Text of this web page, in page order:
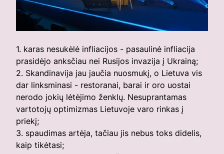
1. karas nesukėlė infliacijos - pasaulinė infliacija
prasidėjo anksčiau nei Rusijos invazija į Ukrainą;
2. Skandinavija jau jaučia nuosmukį, o Lietuva vis
dar linksminasi - restoranai, barai ir oro uostai
nerodo jokių lėtėjimo ženklų. Nesuprantamas
vartotojų optimizmas Lietuvoje varo rinkas į
priekį;
3. spaudimas artėja, tačiau jis nebus toks didelis,
kaip tikėtasi;